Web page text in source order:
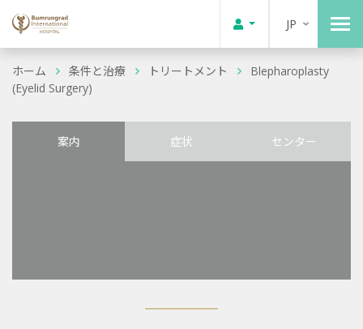
JP
ホーム 条件と治療 トリートメント
Blepharoplasty
(Eyelid Surgery)
案内 症状 センター